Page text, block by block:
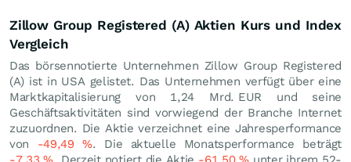
Zillow Group Registered (A) Aktien Kurs und Index
Vergleich
Das börsennotierte Unternehmen Zillow Group Registered
(A) ist in USA gelistet. Das Unternehmen verfügt über eine
Marktkapitalisierung von 1,24 Mrd. EUR und seine
Geschäftsaktivitäten sind vorwiegend der Branche Internet
zuzuordnen. Die Aktie verzeichnet eine Jahresperformance
von -49,49%. Die aktuelle Monatsperformance beträgt